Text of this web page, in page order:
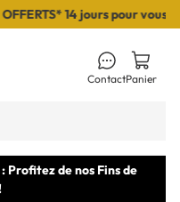
14 jours pour vous
ContactPanier
Profitez de nos Fins de